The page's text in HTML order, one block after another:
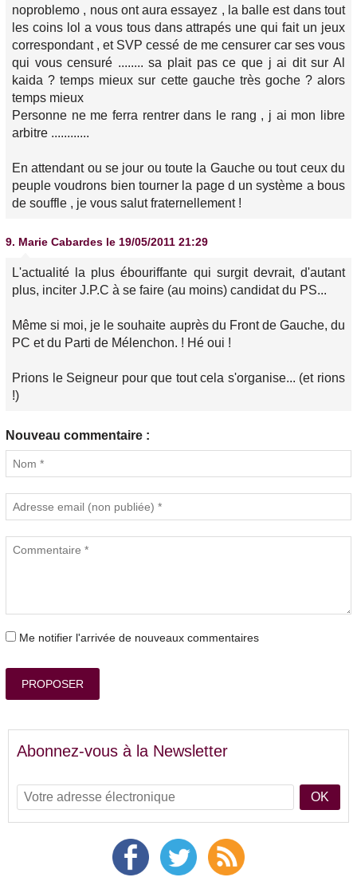
noproblemo , nous ont aura essayez , la balle est dans tout
les coins lol a vous tous dans attrapés une qui fait un jeux
correspondant , et SVP cessé de me censurer car ses vous
qui vous censuré ........ sa plait pas ce que j ai dit sur Al
kaida ? temps mieux sur cette gauche très goche ? alors
temps mieux
Personne ne me ferra rentrer dans le rang , j ai mon libre
arbitre ............
En attendant ou se jour ou toute la Gauche ou tout ceux du
peuple voudrons bien tourner la page d un système a bous
de souffle , je vous salut fraternellement !
9. Marie Cabardes le 19/05/2011 21:29
L'actualité la plus ébouriffante qui surgit devrait, d'autant
plus, inciter J.P.C à se faire (au moins) candidat du PS...
Même si moi, je le souhaite auprès du Front de Gauche, du
PC et du Parti de Mélenchon. ! Hé oui !
Prions le Seigneur pour que tout cela s'organise... (et rions
!)
Nouveau commentaire :
Me notifier l'arrivée de nouveaux commentaires
PROPOSER
Abonnez-vous à la Newsletter
OK